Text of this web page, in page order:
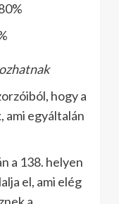
hogy a
ami egyáltalán
a 138. helyen
el, ami elég